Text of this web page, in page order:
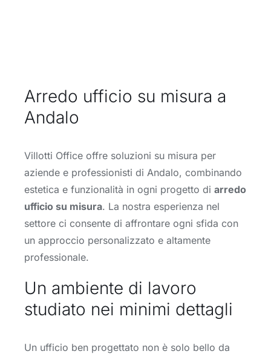
Arredo ufficio su misura a
Andalo
Villotti Office offre soluzioni su misura per
aziende e professionisti di Andalo, combinando
estetica e funzionalità in ogni progetto di arredo
ufficio su misura. La nostra esperienza nel
settore ci consente di affrontare ogni sfida con
un approccio personalizzato e altamente
professionale.
Un ambiente di lavoro
studiato nei minimi dettagli
Un ufficio ben progettato non è solo bello da